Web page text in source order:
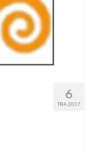
6
TRA 2017